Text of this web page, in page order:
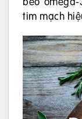
tim mạch